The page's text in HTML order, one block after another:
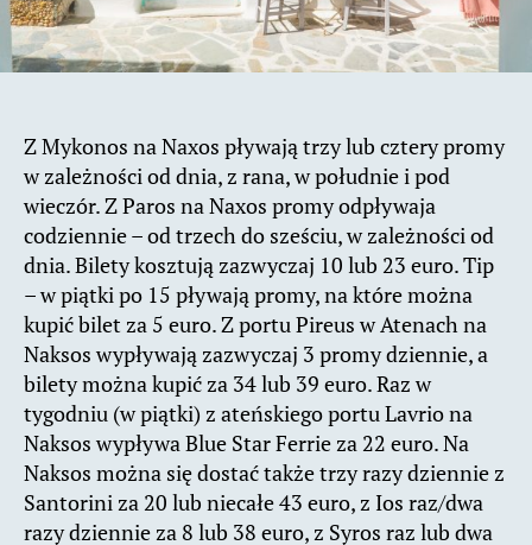
Z Mykonos na Naxos pływają trzy lub cztery promy
w zależności od dnia, z rana, w południe i pod
wieczór. Z Paros na Naxos promy odpływaja
codziennie – od trzech do sześciu, w zależności od
dnia. Bilety kosztują zazwyczaj 10 lub 23 euro. Tip
– w piątki po 15 pływają promy, na które można
kupić bilet za 5 euro. Z portu Pireus w Atenach na
Naksos wypływają zazwyczaj 3 promy dziennie, a
bilety można kupić za 34 lub 39 euro. Raz w
tygodniu (w piątki) z ateńskiego portu Lavrio na
Naksos wypływa Blue Star Ferrie za 22 euro. Na
Naksos można się dostać także trzy razy dziennie z
Santorini za 20 lub niecałe 43 euro, z Ios raz/dwa
razy dziennie za 8 lub 38 euro, z Syros raz lub dwa